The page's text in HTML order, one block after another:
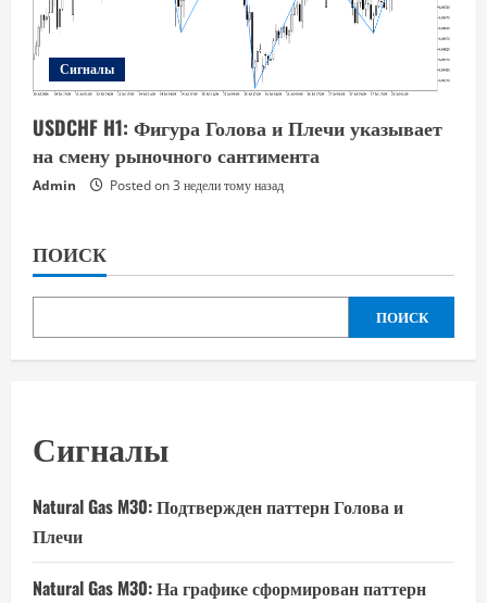
Сигналы
USDCHF H1: Фигура Голова и Плечи указывает
на смену рыночного сантимента
Admin Posted on 3 недели тому назад
ПОИСК
ПОИСК
Сигналы
Natural Gas M30: Подтвержден паттерн Голова и
Плечи
Natural Gas M30: На графике сформирован паттерн